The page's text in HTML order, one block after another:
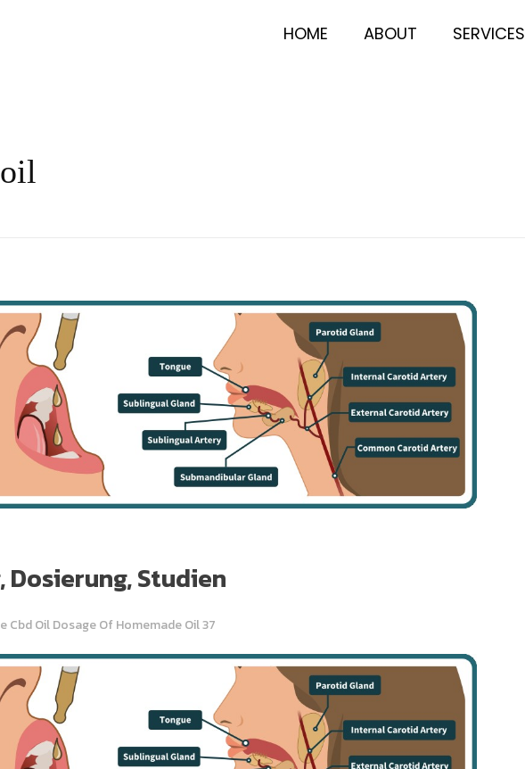
HOME ABOUT SERVICES
Dosierung, Studien
Cbd Oil Dosage Of Homemade Oil 37